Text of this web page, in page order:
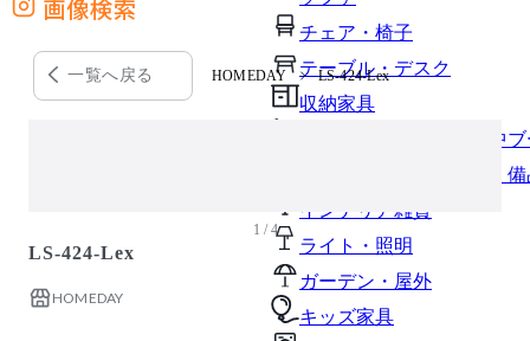
チェア・椅子
テーブル・デスク
収納家具
パーソナルブース・集中
オフィスアクセサリー・
インテリア雑貨
ライト・照明
ガーデン・屋外
キッズ家具
外部サイトの商品をカートに追加
他のサイトで見つけた商品ページのURLを貼り付けて、カートに追加できます
画像検索
一覧へ戻る HOMEDAY LS-424-Lex
1 / 4
LS-424-Lex
HOMEDAY